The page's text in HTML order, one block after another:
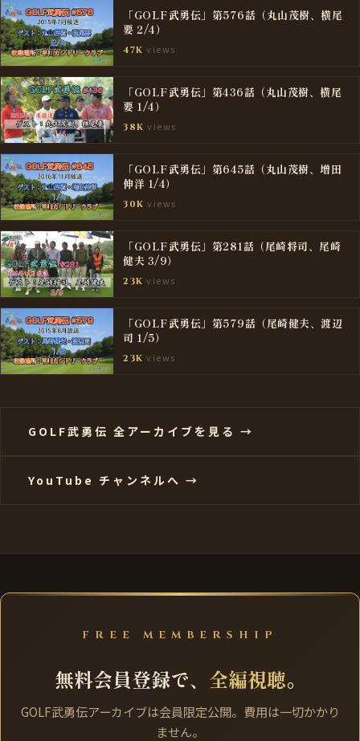
「GOLF武勇伝」第576話（丸山茂樹、横尾
要 2/4）
47K views
「GOLF武勇伝」第436話（丸山茂樹、横尾
要 1/4）
38K views
「GOLF武勇伝」第645話（丸山茂樹、増田
伸洋 1/4）
30K views
「GOLF武勇伝」第281話（尾崎将司、尾崎
健夫 3/9）
23K views
「GOLF武勇伝」第579話（尾崎健夫、渡辺
司 1/5）
23K views
GOLF武勇伝 全アーカイブを見る →
YouTube チャンネルへ →
FREE MEMBERSHIP
無料会員登録で、 全編視聴。
GOLF武勇伝アーカイブは会員限定公開。費用は一切かかり
ません。